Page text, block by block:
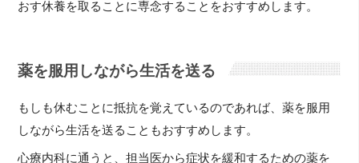
おす休養を取ることに専念することをおすすめします。
薬を服用しながら生活を送る
もしも休むことに抵抗を覚えているのであれば、薬を服用
しながら生活を送ることもおすすめします。
心療内科に通うと、担当医から症状を緩和するための薬を